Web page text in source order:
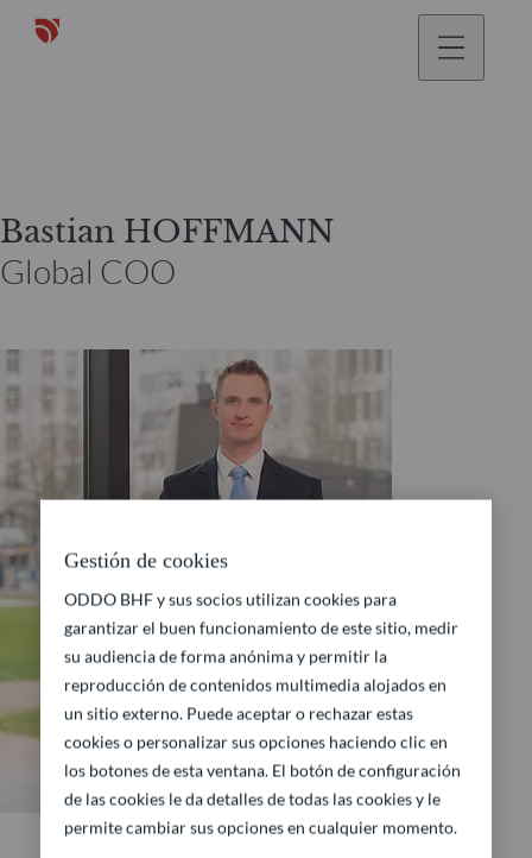
Bastian HOFFMANN
Global COO
Gestión de cookies
ODDO BHF y sus socios utilizan cookies para
garantizar el buen funcionamiento de este sitio, medir
su audiencia de forma anónima y permitir la
reproducción de contenidos multimedia alojados en
un sitio externo. Puede aceptar o rechazar estas
cookies o personalizar sus opciones haciendo clic en
los botones de esta ventana. El botón de configuración
de las cookies le da detalles de todas las cookies y le
permite cambiar sus opciones en cualquier momento.